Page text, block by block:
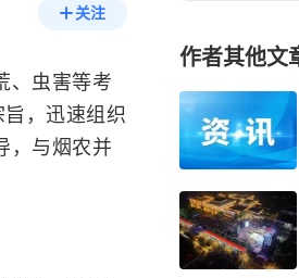
关注
、虫害等考
，迅速组织
，与烟农并
作者其他文